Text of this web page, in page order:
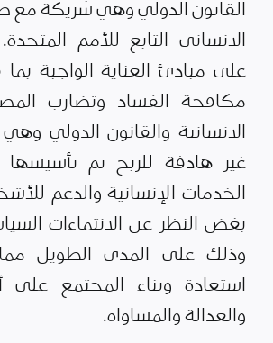
القانون الدولي وهي شريكة مع
الانساني التابع للأمم
على مبادئ العناية الواجبة
مكافحة الفساد وتضارب
الانسانية والقانون الدولي
غير هادفة للربح تم
الخدمات الإنسانية والدعم
بغض النظر عن الانتماءات
وذلك على المدى الطويل
استعادة وبناء المجتمع على
والعدالة والمساواة.